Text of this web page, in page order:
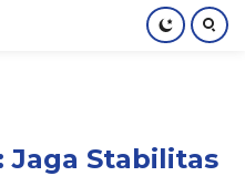
Jaga Stabilitas